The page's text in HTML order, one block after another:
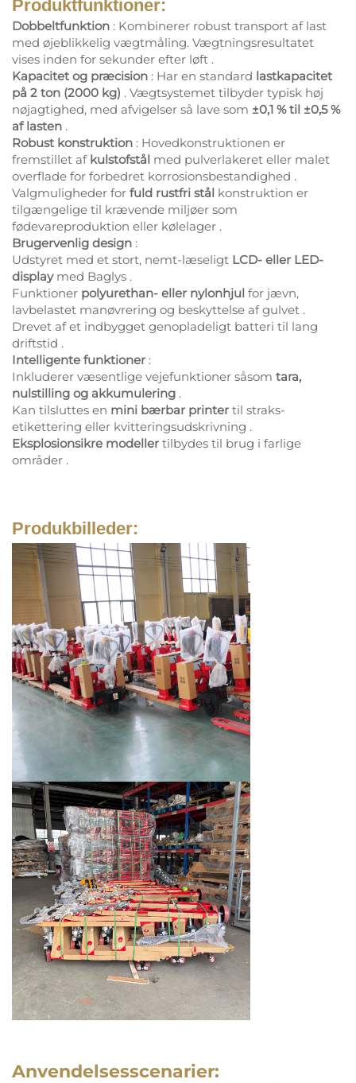
Produktfunktioner:
Dobbeltfunktion : Kombinerer robust transport af last
med øjeblikkelig vægtmåling. Vægtningsresultatet
vises inden for sekunder efter løft .
Kapacitet og præcision : Har en standard lastkapacitet
på 2 ton (2000 kg) . Vægtsystemet tilbyder typisk høj
nøjagtighed, med afvigelser så lave som ±0,1 % til ±0,5 %
af lasten .
Robust konstruktion : Hovedkonstruktionen er
fremstillet af kulstofstål med pulverlakeret eller malet
overflade for forbedret korrosionsbestandighed .
Valgmuligheder for fuld rustfri stål konstruktion er
tilgængelige til krævende miljøer som
fødevareproduktion eller kølelager .
Brugervenlig design :
Udstyret med et stort, nemt-læseligt LCD- eller LED-
display med Baglys .
Funktioner polyurethan- eller nylonhjul for jævn,
lavbelastet manøvrering og beskyttelse af gulvet .
Drevet af et indbygget genopladeligt batteri til lang
driftstid .
Intelligente funktioner :
Inkluderer væsentlige vejefunktioner såsom tara,
nulstilling og akkumulering .
Kan tilsluttes en mini bærbar printer til straks-
etikettering eller kvitteringsudskrivning .
Eksplosionsikre modeller tilbydes til brug i farlige
områder .
Produkbilleder:
Anvendelsesscenarier: